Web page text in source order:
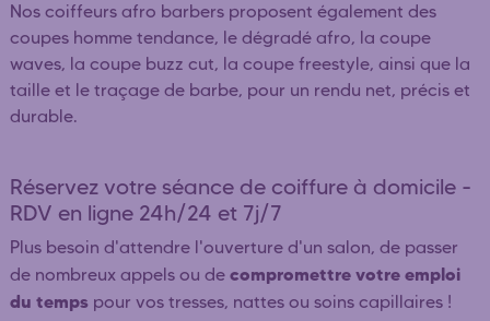
Nos coiffeurs afro barbers proposent également des
coupes homme tendance, le dégradé afro, la coupe
waves, la coupe buzz cut, la coupe freestyle, ainsi que la
taille et le traçage de barbe, pour un rendu net, précis et
durable.
Réservez votre séance de coiffure à domicile -
RDV en ligne 24h/24 et 7j/7
Plus besoin d'attendre l'ouverture d'un salon, de passer
de nombreux appels ou de compromettre votre emploi
du temps pour vos tresses, nattes ou soins capillaires !